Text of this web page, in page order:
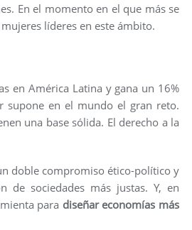
En el momento en el que más se
líderes en este ámbito.
en América Latina y gana un 16%
supone en el mundo el gran reto.
una base sólida. El derecho a la
doble compromiso ético-político y
de sociedades más justas. Y, en
para diseñar economías más